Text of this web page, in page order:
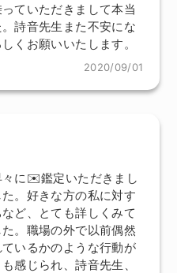
ていただきまして本当
詩音先生また不安にな
くお願いいたします。
2020/09/01
々に✉️鑑定いただきまし
。好きな方の私に対す
ど、とても詳しくみて
。職場の外で以前偶然
いるかのような行動が
感じられ、詩音先生、